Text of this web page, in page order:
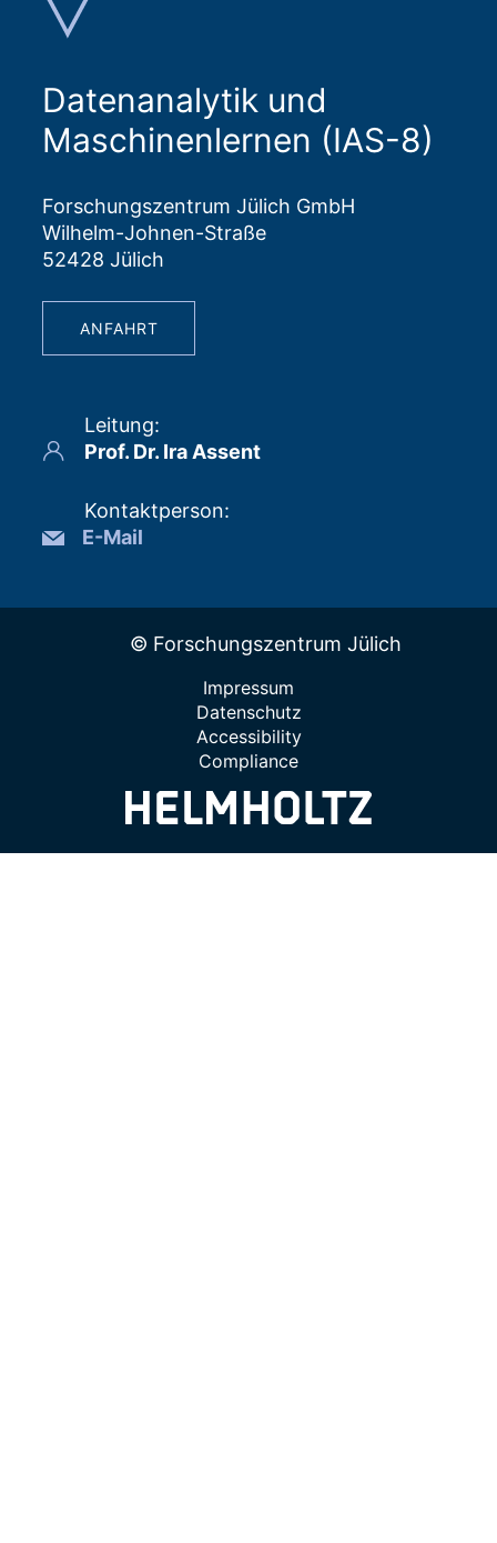
Datenanalytik und
Maschinenlernen (IAS-8)
Forschungszentrum Jülich GmbH
Wilhelm-Johnen-Straße
52428 Jülich
ANFAHRT
Leitung:
Prof. Dr. Ira Assent
Kontaktperson:
E-Mail
© Forschungszentrum Jülich
Impressum
Datenschutz
Accessibility
Compliance